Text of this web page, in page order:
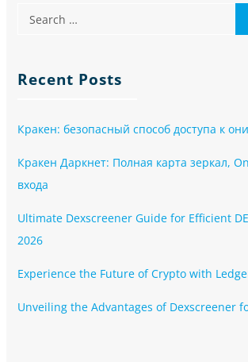
Recent Posts
Кракен: безопасный способ доступа к
Кракен Даркнет: Полная карта зеркал,
входа
Ultimate Dexscreener Guide for Efficient
2026
Experience the Future of Crypto with
Unveiling the Advantages of Dexscreener